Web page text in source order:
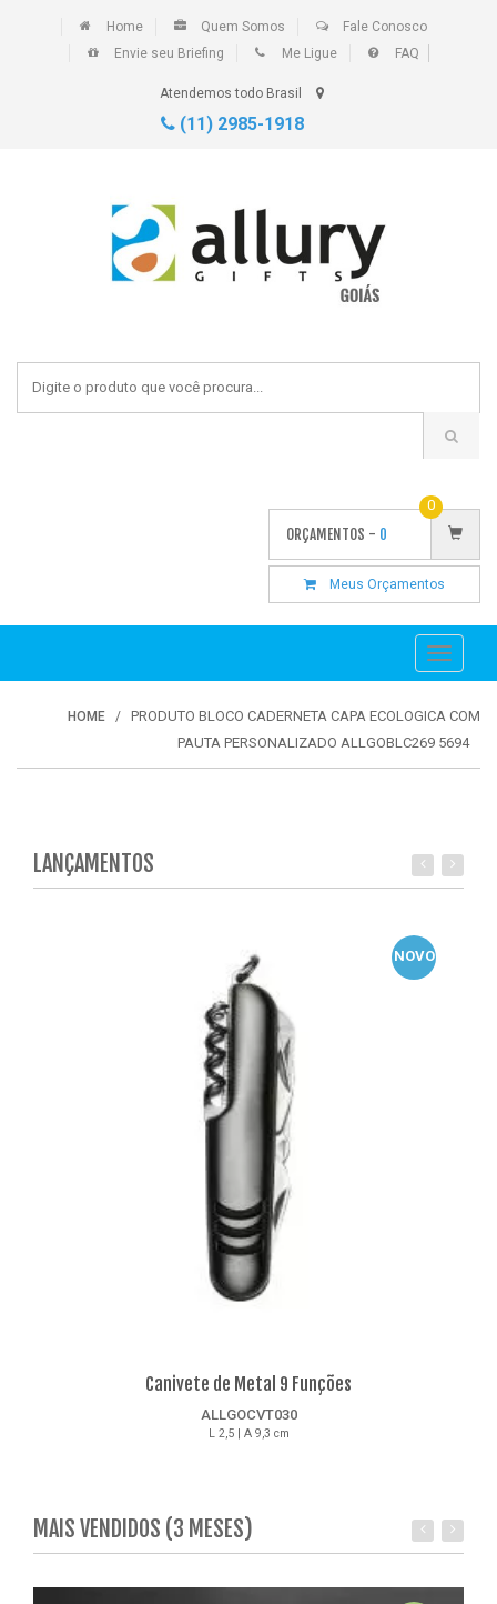
Home Quem Somos
Fale Conosco
Envie seu Briefing
Me Ligue FAQ
Atendemos todo Brasil
(11) 2985-1918
ORÇAMENTOS - 0
0
Meus Orçamentos
Toggle
HOME
PRODUTO BLOCO CADERNETA CAPA ECOLOGICA COM
PAUTA PERSONALIZADO ALLGOBLC269 5694
LANÇAMENTOS
NOVO
Canivete de Metal 9 Funções
ALLGOCVT030
L 2,5 | A 9,3 cm
MAIS VENDIDOS (3 MESES)